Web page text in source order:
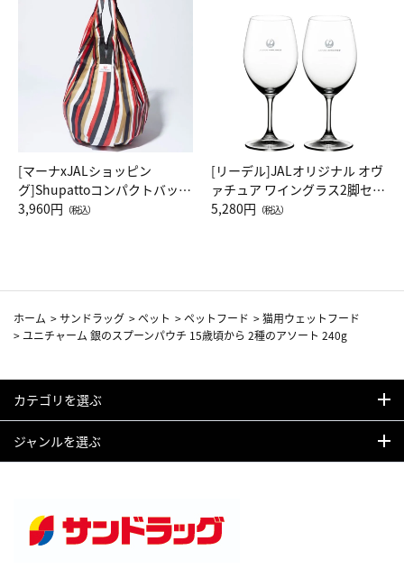
[マーナxJALショッピン
グ]Shupattoコンパクトバッグ
Drop JAL客室乗務員（LC）ス
3,960円 （税込）
[リーデル]JALオリジナル オヴ
ァチュア ワイングラス2脚セッ
ト（レッドワイン）
5,280円 （税込）
ホーム >サンドラッグ >ペット >ペットフード >猫用ウェットフード
> ユニチャーム 銀のスプーンパウチ 15歳頃から 2種のアソート 240g
カテゴリを選ぶ
ジャンルを選ぶ